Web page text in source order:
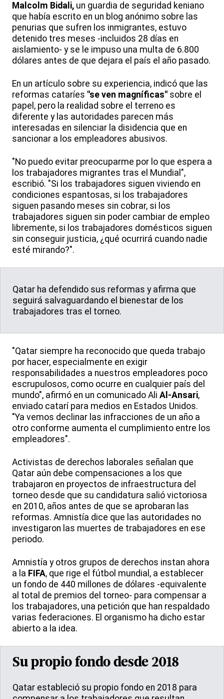
Malcolm Bidali, un guardia de seguridad keniano
que había escrito en un blog anónimo sobre las
penurias que sufren los inmigrantes, estuvo
detenido tres meses -incluidos 28 días en
aislamiento- y se le impuso una multa de 6.800
dólares antes de que dejara el país el año pasado.
En un artículo sobre su experiencia, indicó que las
reformas cataríes "se ven magníficas" sobre el
papel, pero la realidad sobre el terreno es
diferente y las autoridades parecen más
interesadas en silenciar la disidencia que en
sancionar a los empleadores abusivos.
"No puedo evitar preocuparme por lo que espera a
los trabajadores migrantes tras el Mundial",
escribió. "Si los trabajadores siguen viviendo en
condiciones espantosas, si los trabajadores
siguen pasando meses sin cobrar, si los
trabajadores siguen sin poder cambiar de empleo
libremente, si los trabajadores domésticos siguen
sin conseguir justicia, ¿qué ocurrirá cuando nadie
esté mirando?".
Qatar ha defendido sus reformas y afirma que
seguirá salvaguardando el bienestar de los
trabajadores tras el torneo.
"Qatar siempre ha reconocido que queda trabajo
por hacer, especialmente en exigir
responsabilidades a nuestros empleadores poco
escrupulosos, como ocurre en cualquier país del
mundo", afirmó en un comunicado Ali Al-Ansari,
enviado catarí para medios en Estados Unidos.
"Ya vemos declinar las infracciones de un año a
otro conforme aumenta el cumplimiento entre los
empleadores".
Activistas de derechos laborales señalan que
Qatar aún debe compensaciones a los que
trabajaron en proyectos de infraestructura del
torneo desde que su candidatura salió victoriosa
en 2010, años antes de que se aprobaran las
reformas. Amnistía dice que las autoridades no
investigaron las muertes de trabajadores en ese
periodo.
Amnistía y otros grupos de derechos instan ahora
a la FIFA, que rige el fútbol mundial, a establecer
un fondo de 440 millones de dólares -equivalente
al total de premios del torneo- para compensar a
los trabajadores, una petición que han respaldado
varias federaciones. El organismo ha dicho estar
abierto a la idea.
Su propio fondo desde 2018
Qatar estableció su propio fondo en 2018 para